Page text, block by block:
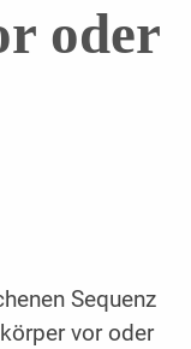
oder
Sequenz
vor oder